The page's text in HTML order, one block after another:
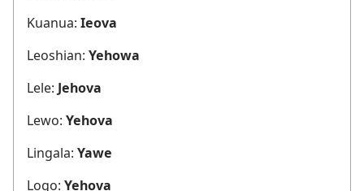
Kuanua: Ieova
Leoshian: Yehowa
Lele: Jehova
Lewo: Yehova
Lingala: Yawe
Logo: Yehova